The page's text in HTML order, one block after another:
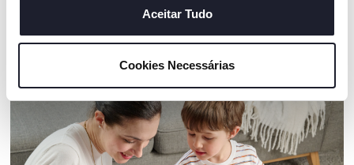
consentimento de todos ou de alguns cookies, clique em
"mostrar detalhes". Ao fechar este aviso, está a
são necessários e essenciais para garantir o
funcionamento desta página.
Aceitar Tudo
Cookies Necessárias
OS NOSSOS CONSELHOS